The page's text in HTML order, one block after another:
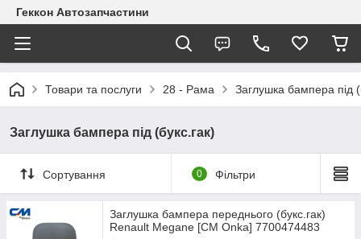
Геккон Автозапчастини
Товари та послуги 28 - Рама Заглушка бампера під
Заглушка бампера під (букс.гак)
Сортування 0 Фільтри
Заглушка бампера переднього (букс.гак)
Renault Megane [СМ Onka] 7700474483